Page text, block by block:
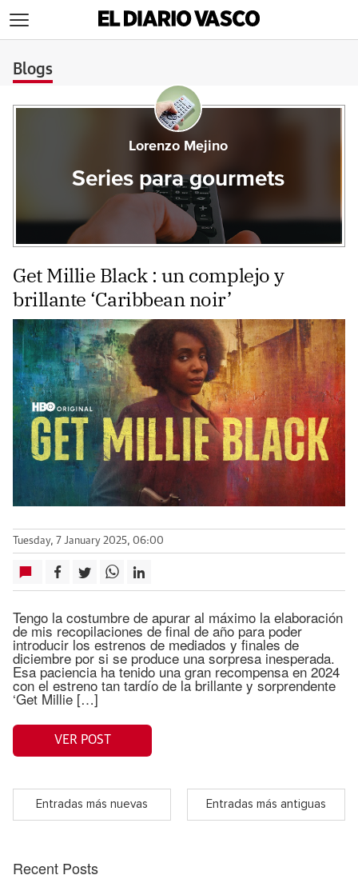
Blogs
Lorenzo Mejino
Series para gourmets
Get Millie Black : un complejo y
brillante ‘Caribbean noir’
Tuesday, 7 January 2025, 06:00
Tengo la costumbre de apurar al máximo la elaboración
de mis recopilaciones de final de año para poder
introducir los estrenos de mediados y finales de
diciembre por si se produce una sorpresa inesperada.
Esa paciencia ha tenido una gran recompensa en 2024
con el estreno tan tardío de la brillante y sorprendente
‘Get Millie […]
VER POST
Entradas más nuevas Entradas más antiguas
Recent Posts